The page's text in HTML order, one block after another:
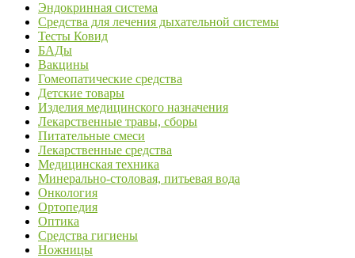
Эндокринная система
Средства для лечения дыхательной системы
Тесты Ковид
БАДы
Вакцины
Гомеопатические средства
Детские товары
Изделия медицинского назначения
Лекарственные травы, сборы
Питательные смеси
Лекарственные средства
Медицинская техника
Минерально-столовая, питьевая вода
Онкология
Ортопедия
Оптика
Средства гигиены
Ножницы